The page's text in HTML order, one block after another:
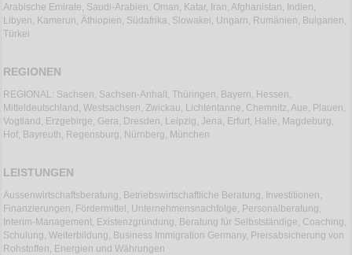
Arabische Emirate, Saudi-Arabien, Oman, Katar, Iran, Afghanistan, Indien,
Libyen, Kamerun, Äthiopien, Südafrika, Slowakei, Ungarn, Rumänien, Bulgarien,
Türkei
REGIONEN
REGIONAL: Sachsen, Sachsen-Anhalt, Thüringen, Bayern, Hessen,
Mitteldeutschland, Westsachsen, Zwickau, Lichtentanne, Chemnitz, Aue, Plauen,
Vogtland, Erzgebirge, Gera, Dresden, Leipzig, Jena, Erfurt, Halle, Magdeburg,
Hof, Bayreuth, Regensburg, Nürnberg, München
LEISTUNGEN
Aussenwirtschaftsberatung, Betriebswirtschaftliche Beratung, Investitionen,
Finanzierungen, Fördermittel, Unternehmensnachfolge, Personalberatung,
Interim-Management, Existenzgründung, Beratung für Selbstständige, Coaching,
Schulung, Weiterbildung, Business Immigration Germany, Preisabsicherung von
Rohstoffen, Energien und Währungen